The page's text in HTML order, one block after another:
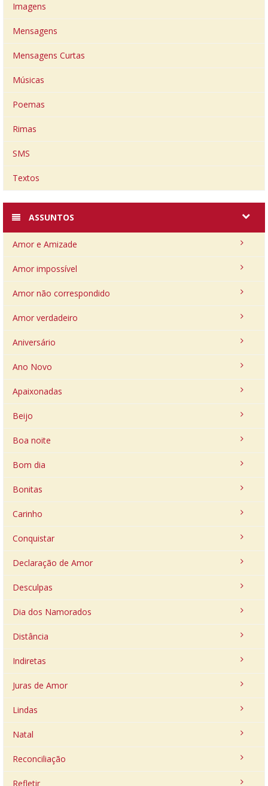
Imagens
Mensagens
Mensagens Curtas
Músicas
Poemas
Rimas
SMS
Textos
ASSUNTOS
Amor e Amizade
Amor impossível
Amor não correspondido
Amor verdadeiro
Aniversário
Ano Novo
Apaixonadas
Beijo
Boa noite
Bom dia
Bonitas
Carinho
Conquistar
Declaração de Amor
Desculpas
Dia dos Namorados
Distância
Indiretas
Juras de Amor
Lindas
Natal
Reconciliação
Refletir